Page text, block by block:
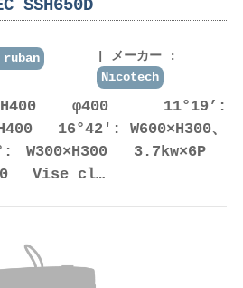
SSH650D
メーカー :
Nicotech
φ400 11°19’:
16°42': W600×H300、
W300×H300 3.7kw×6P
Vise cl…